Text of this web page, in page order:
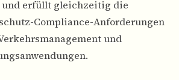
erfüllt gleichzeitig die
Compliance-Anforderungen
und